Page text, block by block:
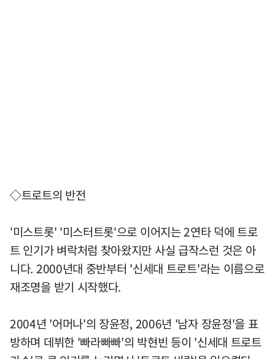
◇트로트의 반전
'미스트롯' '미스터트롯'으로 이어지는 2연타 덕에 트로
트 인기가 벼락처럼 찾아왔지만 사실 급작스런 것은 아
니다. 2000년대 중반부터 '신세대 트로트'라는 이름으로
재조명을 받기 시작했다.
2004년 '어머나'의 장윤정, 2006년 '남자 장윤정'을 표
방하며 데뷔한 '빠라빠빠'의 박현빈 등이 '신세대 트로트